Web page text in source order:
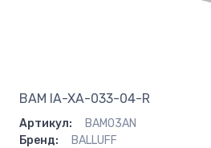
BAM IA-XA-033-04-R
Артикул:
BAM03AN
Бренд:
BALLUFF